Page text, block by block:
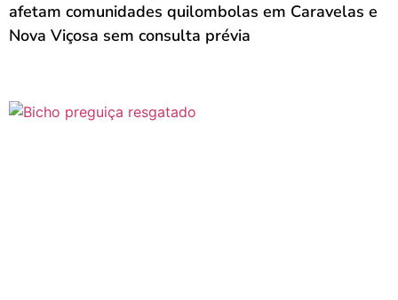
afetam comunidades quilombolas em Caravelas e
Nova Viçosa sem consulta prévia